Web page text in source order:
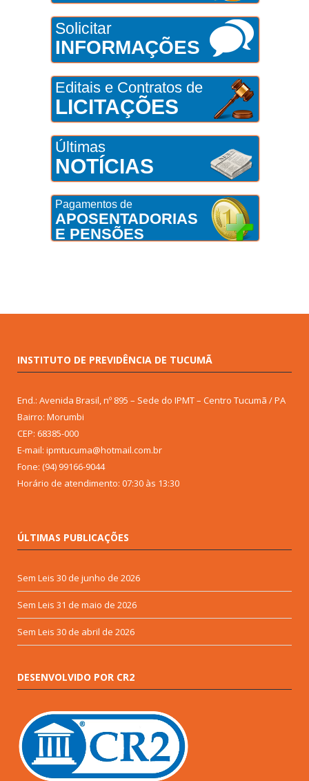
Solicitar
INFORMAÇÕES
Editais e Contratos de
LICITAÇÕES
Últimas
NOTÍCIAS
Pagamentos de
APOSENTADORIAS
E PENSÕES
INSTITUTO DE PREVIDÊNCIA DE TUCUMÃ
End.: Avenida Brasil, nº 895 – Sede do IPMT – Centro Tucumã / PA
Bairro: Morumbi
CEP: 68385-000
E-mail: ipmtucuma@hotmail.com.br
Fone: (94) 99166-9044
Horário de atendimento: 07:30 às 13:30
ÚLTIMAS PUBLICAÇÕES
Sem Leis 30 de junho de 2026
Sem Leis 31 de maio de 2026
Sem Leis 30 de abril de 2026
DESENVOLVIDO POR CR2